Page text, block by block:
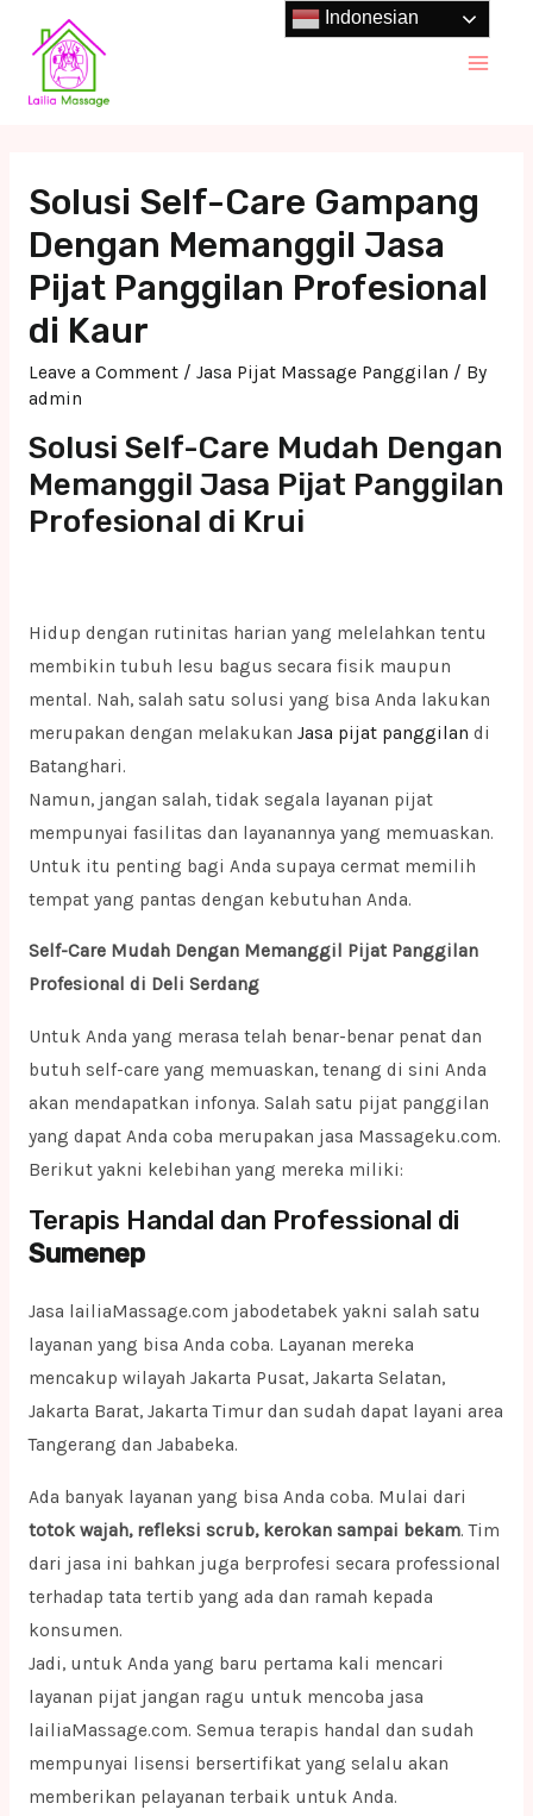
content
Solusi Self-Care Gampang
Dengan Memanggil Jasa
Pijat Panggilan Profesional
di Kaur
Leave a Comment / Jasa Pijat Massage Panggilan / By
admin
Solusi Self-Care Mudah Dengan
Memanggil Jasa Pijat Panggilan
Profesional di Krui
Hidup dengan rutinitas harian yang melelahkan tentu
membikin tubuh lesu bagus secara fisik maupun
mental. Nah, salah satu solusi yang bisa Anda lakukan
merupakan dengan melakukan Jasa pijat panggilan di
Batanghari.
Namun, jangan salah, tidak segala layanan pijat
mempunyai fasilitas dan layanannya yang memuaskan.
Untuk itu penting bagi Anda supaya cermat memilih
tempat yang pantas dengan kebutuhan Anda.
Self-Care Mudah Dengan Memanggil Pijat Panggilan
Profesional di Deli Serdang
Untuk Anda yang merasa telah benar-benar penat dan
butuh self-care yang memuaskan, tenang di sini Anda
akan mendapatkan infonya. Salah satu pijat panggilan
yang dapat Anda coba merupakan jasa Massageku.com.
Berikut yakni kelebihan yang mereka miliki:
Terapis Handal dan Professional di
Sumenep
Jasa lailiaMassage.com jabodetabek yakni salah satu
layanan yang bisa Anda coba. Layanan mereka
mencakup wilayah Jakarta Pusat, Jakarta Selatan,
Jakarta Barat, Jakarta Timur dan sudah dapat layani area
Tangerang dan Jababeka.
Ada banyak layanan yang bisa Anda coba. Mulai dari
totok wajah, refleksi scrub, kerokan sampai bekam. Tim
dari jasa ini bahkan juga berprofesi secara professional
terhadap tata tertib yang ada dan ramah kepada
konsumen.
Jadi, untuk Anda yang baru pertama kali mencari
layanan pijat jangan ragu untuk mencoba jasa
lailiaMassage.com. Semua terapis handal dan sudah
mempunyai lisensi bersertifikat yang selalu akan
memberikan pelayanan terbaik untuk Anda.
Indonesian